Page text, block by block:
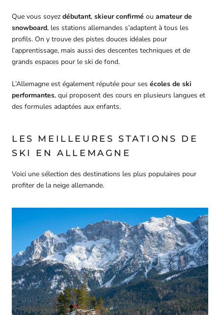
Que vous soyez débutant, skieur confirmé ou amateur de
snowboard, les stations allemandes s’adaptent à tous les
profils. On y trouve des pistes douces idéales pour
l’apprentissage, mais aussi des descentes techniques et de
grands espaces pour le ski de fond.
L’Allemagne est également réputée pour ses écoles de ski
performantes, qui proposent des cours en plusieurs langues et
des formules adaptées aux enfants.
LES MEILLEURES STATIONS DE
SKI EN ALLEMAGNE
Voici une sélection des destinations les plus populaires pour
profiter de la neige allemande.